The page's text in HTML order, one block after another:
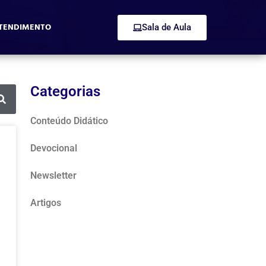
Sala de Aula
Categorias
Conteúdo Didático
Devocional
Newsletter
Artigos